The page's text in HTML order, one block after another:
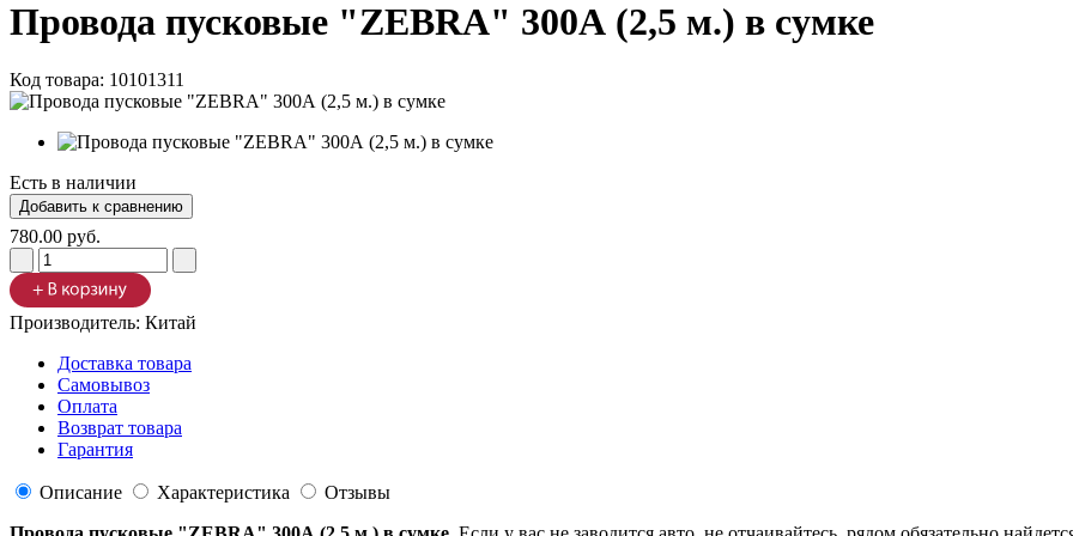
Провода пусковые "ZEBRA" 300А (2,5 м.) в сумке
Код товара: 10101311
Есть в наличии
780.00 руб.
Производитель: Китай
Доставка товара
Самовывоз
Оплата
Возврат товара
Гарантия
Описание Характеристика
Отзывы